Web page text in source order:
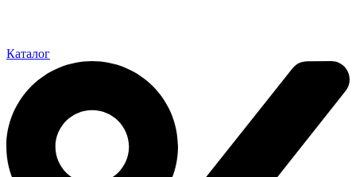
Каталог